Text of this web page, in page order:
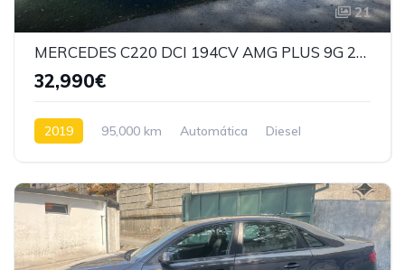
21
MERCEDES C220 DCI 194CV AMG PLUS 9G 2019
32,990€
2019 95,000 km Automática
Diesel